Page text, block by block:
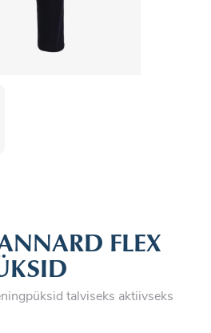
FLEX
talviseks aktiivseks